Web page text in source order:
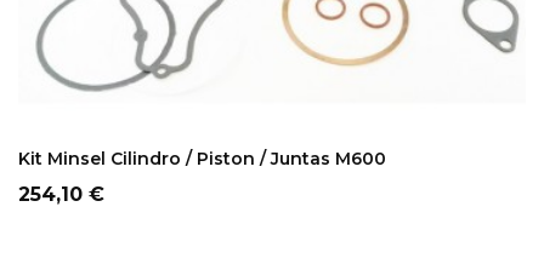
Kit Minsel Cilindro / Piston / Juntas M600
Precio
254,10 €